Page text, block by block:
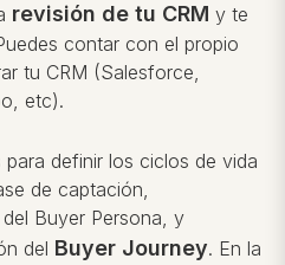
revisión de tu CRM y te
contar con el propio
tu CRM (Salesforce,
etc).
definir los ciclos de vida
de captación,
Buyer Persona, y
del Buyer Journey. En la